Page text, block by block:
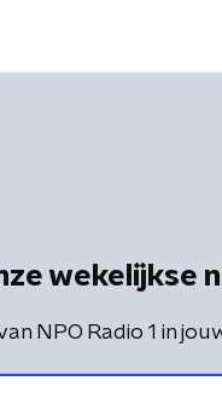
wekelijkse
NPO Radio 1 in